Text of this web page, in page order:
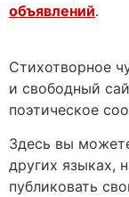
объявлений.
Стихотворное
и свободный
поэтическое
Здесь вы
других языках,
публиковать